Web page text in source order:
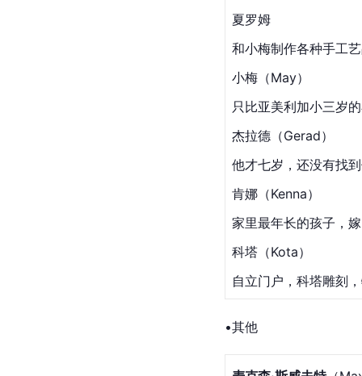
夏罗姆
和小梅制作各种手工
小梅（May）
只比亚美利加小三岁
杰拉德（Gerad）
他才七岁，还没有找
肯娜（Kenna）
家里最年长的孩子，
科塔（Kota）
自立门户，科塔雕刻
•其他